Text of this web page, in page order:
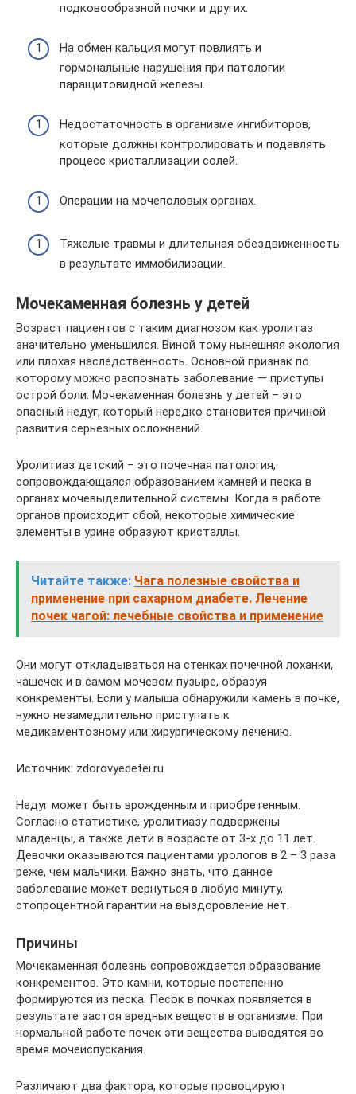
подковообразной почки и других.
На обмен кальция могут повлиять и
гормональные нарушения при патологии
паращитовидной железы.
Недостаточность в организме ингибиторов,
которые должны контролировать и подавлять
процесс кристаллизации солей.
Операции на мочеполовых органах.
Тяжелые травмы и длительная обездвиженность
в результате иммобилизации.
Мочекаменная болезнь у детей
Возраст пациентов с таким диагнозом как уролитаз
значительно уменьшился. Виной тому нынешняя экология
или плохая наследственность. Основной признак по
которому можно распознать заболевание — приступы
острой боли. Мочекаменная болезнь у детей – это
опасный недуг, который нередко становится причиной
развития серьезных осложнений.
Уролитиаз детский – это почечная патология,
сопровождающаяся образованием камней и песка в
органах мочевыделительной системы. Когда в работе
органов происходит сбой, некоторые химические
элементы в урине образуют кристаллы.
Читайте также: Чага полезные свойства и
применение при сахарном диабете. Лечение
почек чагой: лечебные свойства и применение
Они могут откладываться на стенках почечной лоханки,
чашечек и в самом мочевом пузыре, образуя
конкременты. Если у малыша обнаружили камень в почке,
нужно незамедлительно приступать к
медикаментозному или хирургическому лечению.
Источник: zdorovyedetei.ru
Недуг может быть врожденным и приобретенным.
Согласно статистике, уролитиазу подвержены
младенцы, а также дети в возрасте от 3-х до 11 лет.
Девочки оказываются пациентами урологов в 2 – 3 раза
реже, чем мальчики. Важно знать, что данное
заболевание может вернуться в любую минуту,
стопроцентной гарантии на выздоровление нет.
Причины
Мочекаменная болезнь сопровождается образование
конкрементов. Это камни, которые постепенно
формируются из песка. Песок в почках появляется в
результате застоя вредных веществ в организме. При
нормальной работе почек эти вещества выводятся во
время мочеиспускания.
Различают два фактора, которые провоцируют